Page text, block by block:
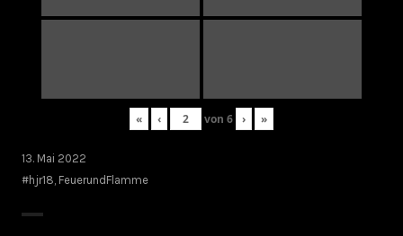
« ‹ von 6 › »
13. Mai 2022
#hjr18 FeuerundFlamme